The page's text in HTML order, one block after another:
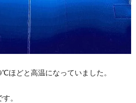
ほどと高温になっていました。
。